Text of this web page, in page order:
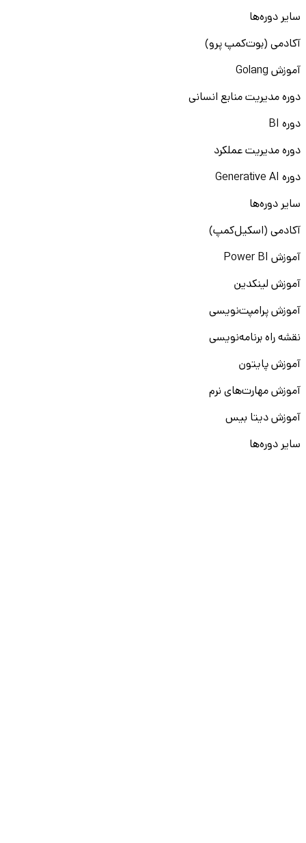
سایر دوره‌ها
آکادمی (بوت‌کمپ پرو)
آموزش Golang
دوره مدیریت منابع انسانی
دوره BI
دوره مدیریت عملکرد
دوره Generative AI
سایر دوره‌ها
آکادمی (اسکیل‌کمپ)
آموزش Power BI
آموزش لینکدین
آموزش پرامپت‌نویسی
نقشه راه برنامه‌نویسی
آموزش پایتون
آموزش مهارت‌های نرم
آموزش دیتا بیس
سایر دوره‌ها